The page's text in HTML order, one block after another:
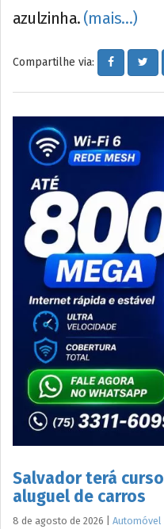
azulzinha. (mais…)
Compartilhe via:
Salvador terá
aluguel de carros
8 de agosto de 2026 Automóvel